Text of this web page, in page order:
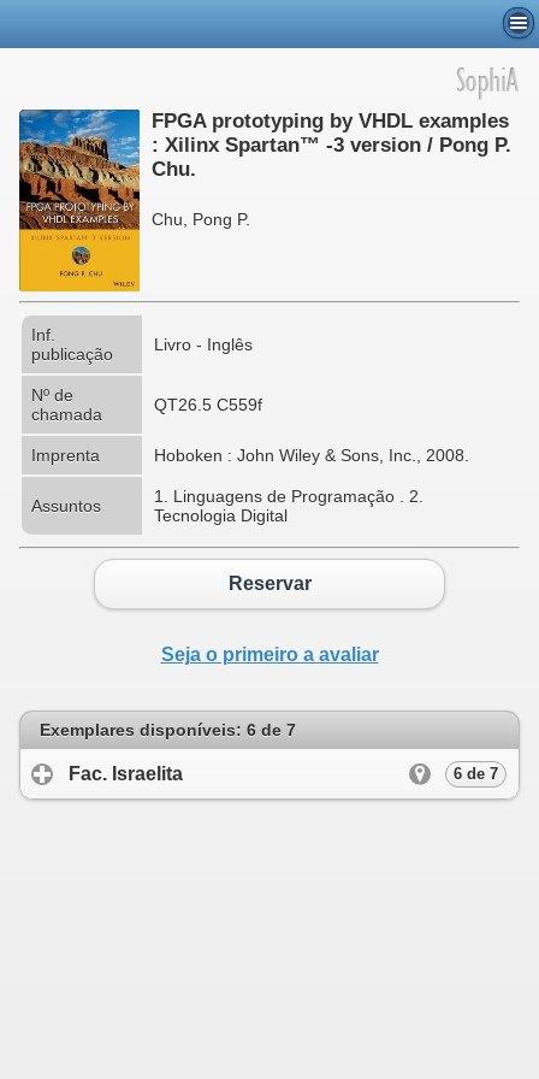
FPGA prototyping by VHDL examples
: Xilinx Spartan™ -3 version / Pong P.
Chu.
Chu, Pong P.
Inf.
publicação
Livro - Inglês
Nº de
chamada
QT26.5 C559f
Imprenta Hoboken : John Wiley & Sons, Inc., 2008.
Assuntos
1. Linguagens de Programação . 2.
Tecnologia Digital
Reservar
Seja o primeiro a avaliar
Exemplares disponíveis: 6 de 7
Fac. Israelita 6 de 7
click to expand contents